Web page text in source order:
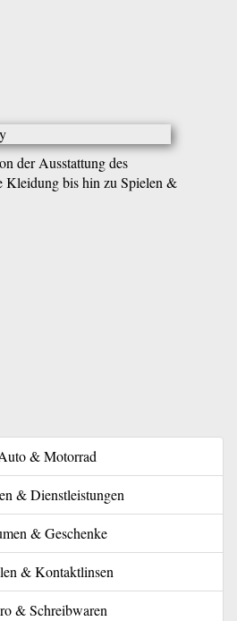
der Ausstattung des
Kleidung bis hin zu Spielen &
& Motorrad
& Dienstleistungen
& Geschenke
& Kontaktlinsen
& Schreibwaren